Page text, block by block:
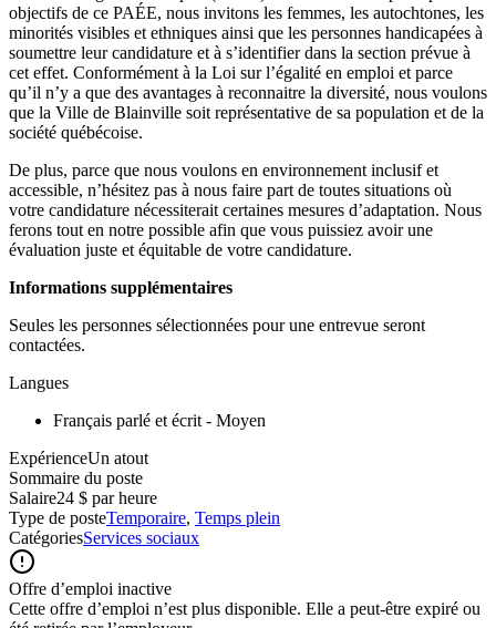
objectifs de ce PAÉE, nous invitons les femmes, les autochtones, les
minorités visibles et ethniques ainsi que les personnes handicapées à
soumettre leur candidature et à s’identifier dans la section prévue à
cet effet. Conformément à la Loi sur l’égalité en emploi et parce
qu’il n’y a que des avantages à reconnaitre la diversité, nous voulons
que la Ville de Blainville soit représentative de sa population et de la
société québécoise.
De plus, parce que nous voulons en environnement inclusif et
accessible, n’hésitez pas à nous faire part de toutes situations où
votre candidature nécessiterait certaines mesures d’adaptation. Nous
ferons tout en notre possible afin que vous puissiez avoir une
évaluation juste et équitable de votre candidature.
Informations supplémentaires
Seules les personnes sélectionnées pour une entrevue seront
contactées.
Langues
Français parlé et écrit - Moyen
ExpérienceUn atout
Sommaire du poste
Salaire24 $ par heure
Type de posteTemporaire, Temps plein
CatégoriesServices sociaux
Offre d’emploi inactive
Cette offre d’emploi n’est plus disponible. Elle a peut-être expiré ou